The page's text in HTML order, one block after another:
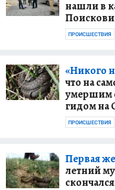
нашли в
ПРОИСШЕСТВИЯ
«Никого
что на
умершим
гидом на
ПРОИСШЕСТВИЯ
Первая
летний